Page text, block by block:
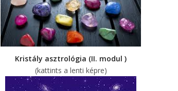
Kristály asztrológia (II. modul )
(kattints a lenti képre)